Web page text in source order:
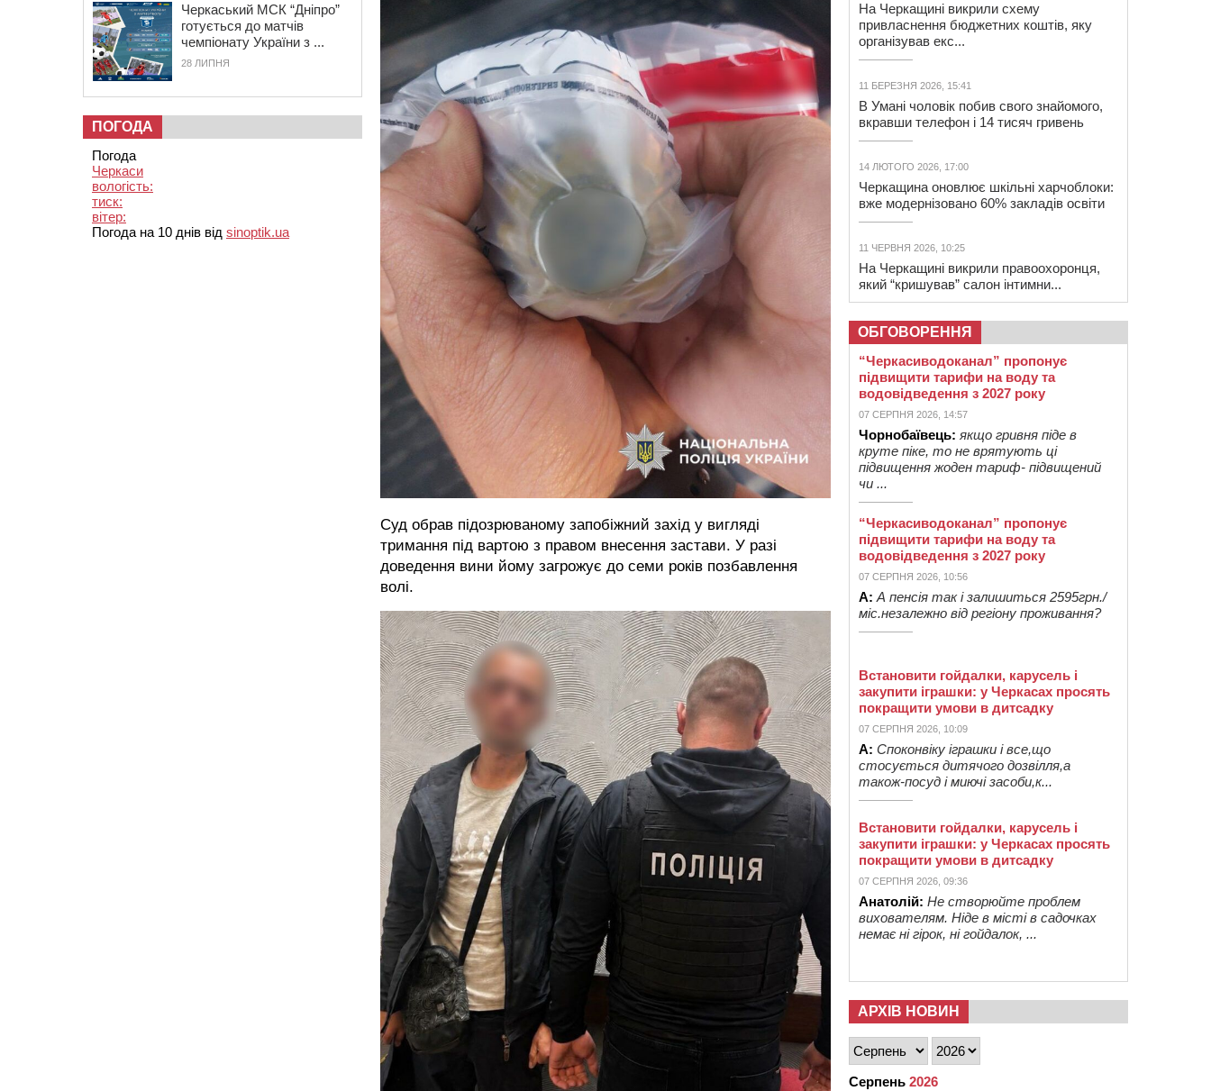
Суд обрав підозрюваному запобіжний захід у вигляді
тримання під вартою з правом внесення застави. У разі
доведення вини йому загрожує до семи років позбавлення
волі.
Черкаський МСК “Дніпро”
готується до матчів
чемпіонату України з ...
28 ЛИПНЯ
ПОГОДА
Погода
Черкаси
вологість:
тиск:
вітер:
Погода на 10 днів від sinoptik.ua
На Черкащині викрили схему
привласнення бюджетних коштів, яку
організував екс...
11 БЕРЕЗНЯ 2026, 15:41
В Умані чоловік побив свого знайомого,
вкравши телефон і 14 тисяч гривень
14 ЛЮТОГО 2026, 17:00
Черкащина оновлює шкільні харчоблоки:
вже модернізовано 60% закладів освіти
11 ЧЕРВНЯ 2026, 10:25
На Черкащині викрили правоохоронця,
який “кришував” салон інтимни...
ОБГОВОРЕННЯ
“Черкасиводоканал” пропонує
підвищити тарифи на воду та
водовідведення з 2027 року
07 СЕРПНЯ 2026, 14:57
Чорнобаївець: якщо гривня піде в
круте піке, то не врятують ці
підвищення жоден тариф- підвищений
чи ...
“Черкасиводоканал” пропонує
підвищити тарифи на воду та
водовідведення з 2027 року
07 СЕРПНЯ 2026, 10:56
А: А пенсія так і залишиться 2595грн./
міс.незалежно від регіону проживання?
Встановити гойдалки, карусель і
закупити іграшки: у Черкасах просять
покращити умови в дитсадку
07 СЕРПНЯ 2026, 10:09
А: Споконвіку іграшки і все,що
стосується дитячого дозвілля,а
також-посуд і миючі засоби,к...
Встановити гойдалки, карусель і
закупити іграшки: у Черкасах просять
покращити умови в дитсадку
07 СЕРПНЯ 2026, 09:36
Анатолій: Не створюйте проблем
вихователям. Ніде в місті в садочках
немає ні гірок, ні гойдалок, ...
АРХІВ НОВИН
Серпень 2026